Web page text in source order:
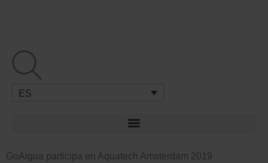
ES
GoAigua participa en Aquatech Amsterdam 2019